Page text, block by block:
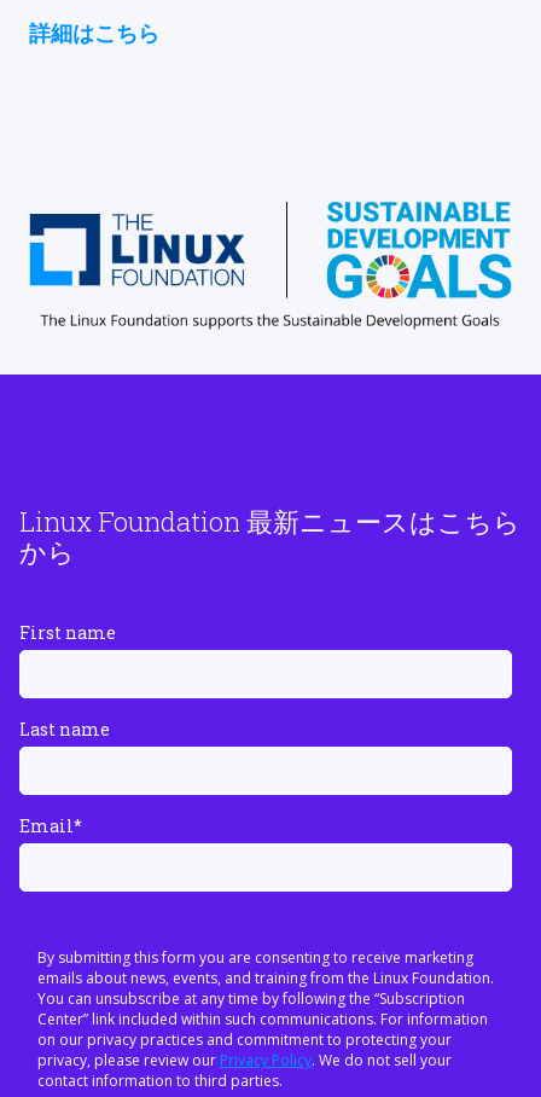
詳細はこちら
Linux Foundation 最新ニュースはこちら
から
First name
Last name
Email*
By submitting this form you are consenting to receive marketing
emails about news, events, and training from the Linux Foundation.
You can unsubscribe at any time by following the “Subscription
Center” link included within such communications. For information
on our privacy practices and commitment to protecting your
privacy, please review our Privacy Policy. We do not sell your
contact information to third parties.